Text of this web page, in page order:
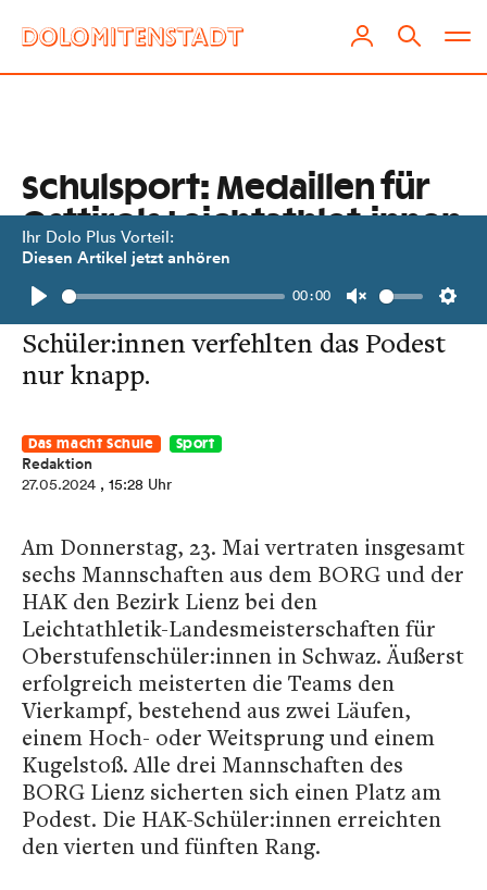
Ihr Dolo Plus Vorteil:
Diesen Artikel jetzt anhören
Play
00:00
Unmute
Schulsport: Medaillen für
Osttirols Leichtathlet:innen
Das BORG Lienz holte zweimal Gold
und einmal Bronze. Die HAK-
Schüler:innen verfehlten das Podest
nur knapp.
Das macht Schule Sport
Redaktion
27.05.2024 , 15:28 Uhr
Am Donnerstag, 23. Mai vertraten insgesamt
sechs Mannschaften aus dem BORG und der
HAK den Bezirk Lienz bei den
Leichtathletik-Landesmeisterschaften für
Oberstufenschüler:innen in Schwaz. Äußerst
erfolgreich meisterten die Teams den
Vierkampf, bestehend aus zwei Läufen,
einem Hoch- oder Weitsprung und einem
Kugelstoß. Alle drei Mannschaften des
BORG Lienz sicherten sich einen Platz am
Podest. Die HAK-Schüler:innen erreichten
den vierten und fünften Rang.